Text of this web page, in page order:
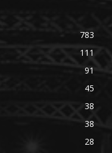
783
111
91
45
38
38
28